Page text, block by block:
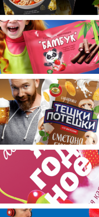
упаковки для
батончиков ТМ Бамбук